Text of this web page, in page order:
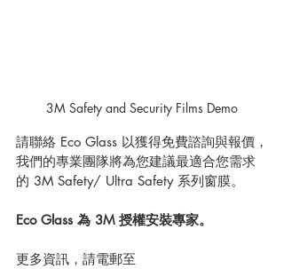
3M Safety and Security Films Demo
請聯絡 Eco Glass 以獲得免費諮詢與報價，
我們的專業團隊將為您建議最適合您需求
的 3M Safety/ Ultra Safety 系列窗膜。
Eco Glass 為 3M 授權安裝專家。
更多資訊，請電郵至